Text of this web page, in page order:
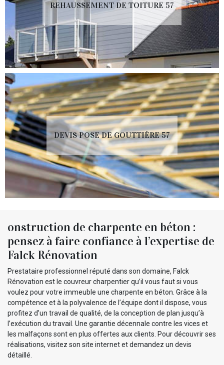
REHAUSSEMENT DE TOITURE 57
DEVIS POSE DE GOUTTIÈRE 57
onstruction de charpente en béton :
pensez à faire confiance à l’expertise de
Falck Rénovation
Prestataire professionnel réputé dans son domaine, Falck
Rénovation est le couvreur charpentier qu’il vous faut si vous
voulez pour votre immeuble une charpente en béton. Grâce à la
compétence et à la polyvalence de l’équipe dont il dispose, vous
profitez d’un travail de qualité, de la conception de plan jusqu’à
l’exécution du travail. Une garantie décennale contre les vices et
les malfaçons sont en plus offertes aux clients. Pour découvrir ses
réalisations, visitez son site internet et demandez un devis
détaillé.